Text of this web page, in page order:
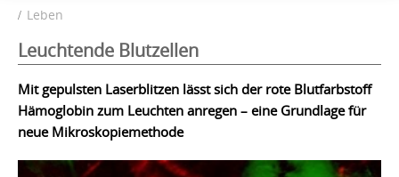
Leben
Leuchtende Blutzellen
Mit gepulsten Laserblitzen lässt sich der rote Blutfarbstoff
Hämoglobin zum Leuchten anregen – eine Grundlage für
neue Mikroskopiemethode